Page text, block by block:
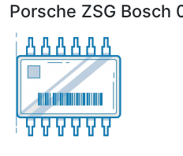
Porsche ZSG Bosch